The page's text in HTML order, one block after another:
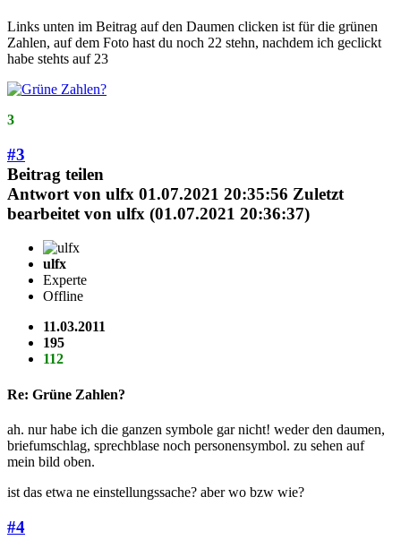
Links unten im Beitrag auf den Daumen clicken ist für die grünen
Zahlen, auf dem Foto hast du noch 22 stehn, nachdem ich geclickt
habe stehts auf 23
3
#3
Beitrag teilen
Antwort von ulfx 01.07.2021 20:35:56 Zuletzt
bearbeitet von ulfx (01.07.2021 20:36:37)
ulfx
Experte
Offline
11.03.2011
195
112
Re: Grüne Zahlen?
ah. nur habe ich die ganzen symbole gar nicht! weder den daumen,
briefumschlag, sprechblase noch personensymbol. zu sehen auf
mein bild oben.
ist das etwa ne einstellungssache? aber wo bzw wie?
#4